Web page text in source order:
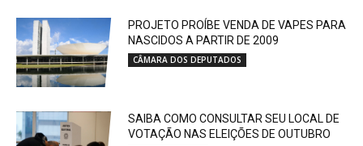
PROJETO PROÍBE VENDA DE VAPES PARA
NASCIDOS A PARTIR DE 2009
CÂMARA DOS DEPUTADOS
SAIBA COMO CONSULTAR SEU LOCAL DE
VOTAÇÃO NAS ELEIÇÕES DE OUTUBRO